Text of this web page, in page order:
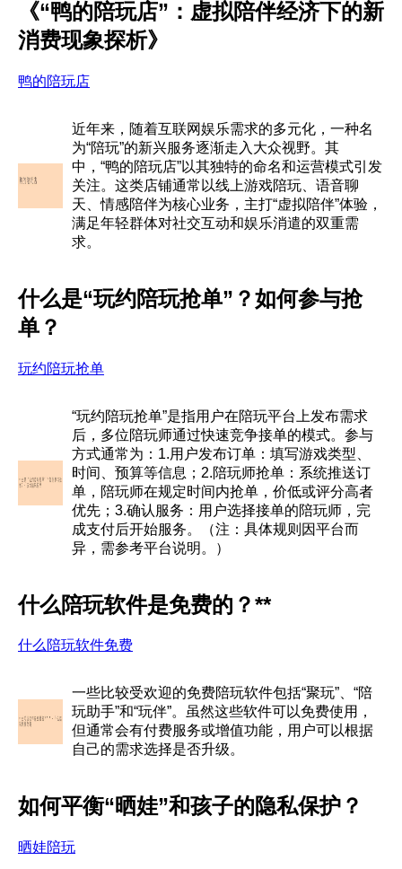
《“鸭的陪玩店”：虚拟陪伴经济下的新
消费现象探析》
鸭的陪玩店
近年来，随着互联网娱乐需求的多元化，一种名
为“陪玩”的新兴服务逐渐走入大众视野。其
中，“鸭的陪玩店”以其独特的命名和运营模式引发
关注。这类店铺通常以线上游戏陪玩、语音聊
天、情感陪伴为核心业务，主打“虚拟陪伴”体验，
满足年轻群体对社交互动和娱乐消遣的双重需
求。
什么是“玩约陪玩抢单”？如何参与抢
单？
玩约陪玩抢单
“玩约陪玩抢单”是指用户在陪玩平台上发布需求
后，多位陪玩师通过快速竞争接单的模式。参与
方式通常为：1.用户发布订单：填写游戏类型、
时间、预算等信息；2.陪玩师抢单：系统推送订
单，陪玩师在规定时间内抢单，价低或评分高者
优先；3.确认服务：用户选择接单的陪玩师，完
成支付后开始服务。（注：具体规则因平台而
异，需参考平台说明。）
什么陪玩软件是免费的？**
什么陪玩软件免费
一些比较受欢迎的免费陪玩软件包括“聚玩”、“陪
玩助手”和“玩伴”。虽然这些软件可以免费使用，
但通常会有付费服务或增值功能，用户可以根据
自己的需求选择是否升级。
如何平衡“晒娃”和孩子的隐私保护？
晒娃陪玩